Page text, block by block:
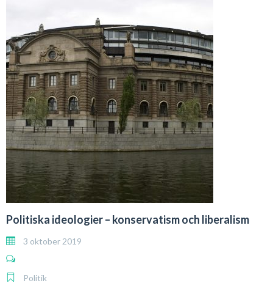
Politiska ideologier – konservatism och liberalism
3 oktober 2019
Politik